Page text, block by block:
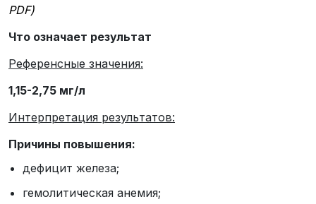
PDF)
Что означает результат
Референсные значения:
1,15-2,75 мг/л
Интерпретация результатов:
Причины повышения:
дефицит железа;
гемолитическая анемия;